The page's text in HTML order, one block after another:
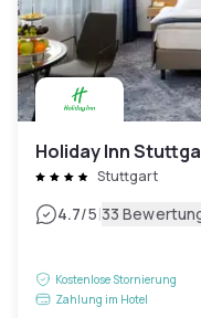
Holiday Inn
Stuttgart
4.7/5|33
Kostenlose Stornierung
Zahlung im Hotel